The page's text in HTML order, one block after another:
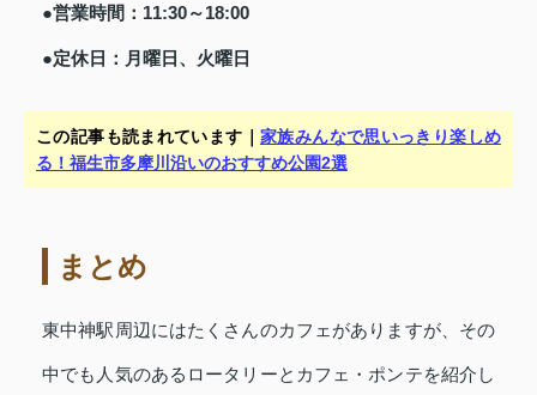
●営業時間：11:30～18:00
●定休日：月曜日、火曜日
この記事も読まれています｜ 家族みんなで思いっきり楽しめ
る！福生市多摩川沿いのおすすめ公園2選
まとめ
東中神駅周辺にはたくさんのカフェがありますが、その
中でも人気のあるロータリーとカフェ・ポンテを紹介し